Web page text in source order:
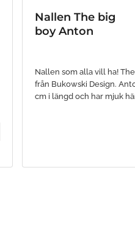
Nallen The big
boy Anton
Nallen som alla vill ha!
från Bukowski Design.
cm i längd och har mjuk